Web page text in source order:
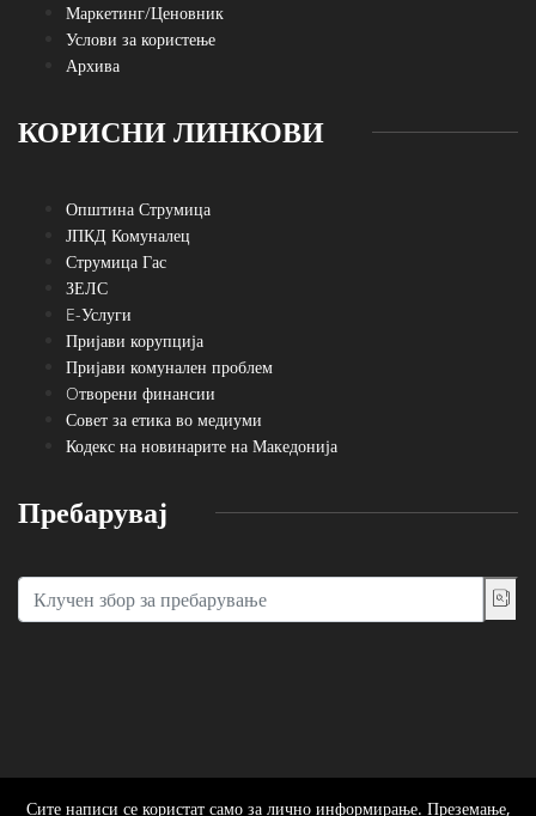
Маркетинг/Ценовник
Услови за користење
Архива
КОРИСНИ ЛИНКОВИ
Општина Струмица
ЈПКД Комуналец
Струмица Гас
ЗЕЛС
E-Услуги
Пријави корупција
Пријави комунален проблем
Oтворени финансии
Совет за етика во медиуми
Кодекс на новинарите на Македонија
Пребарувај
Сите написи се користат само за лично информирање. Преземање,